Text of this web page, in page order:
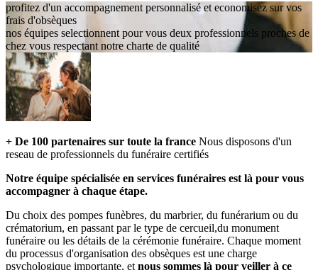
profitez d'un accompagnement personnalisé et economisez sur vos
frais d'obsèques
nos équipes selectionnent pour vous deux professionnels proches de
chez vous respectant notre charte de qualité
+ De 100 partenaires sur toute la france Nous disposons d'un
reseau de professionnels du funéraire certifiés
Notre équipe spécialisée en services funéraires est là pour vous
accompagner à chaque étape.
Du choix des pompes funèbres, du marbrier, du funérarium ou du
crématorium, en passant par le type de cercueil,du monument
funéraire ou les détails de la cérémonie funéraire. Chaque moment
du processus d'organisation des obsèques est une charge
psychologique importante, et nous sommes là pour veiller à ce